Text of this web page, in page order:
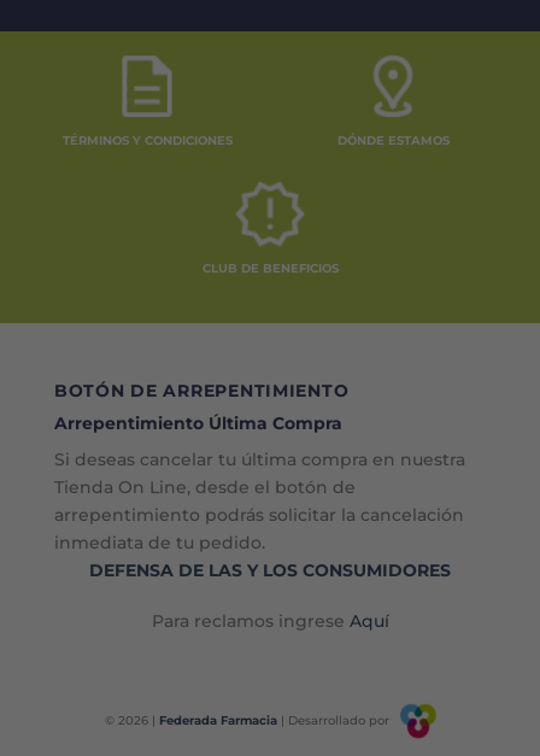
TÉRMINOS Y CONDICIONES DÓNDE ESTAMOS
CLUB DE BENEFICIOS
BOTÓN DE ARREPENTIMIENTO
Arrepentimiento Última Compra
Si deseas cancelar tu última compra en nuestra
Tienda On Line, desde el botón de
arrepentimiento podrás solicitar la cancelación
inmediata de tu pedido.
DEFENSA DE LAS Y LOS CONSUMIDORES
Para reclamos ingrese Aquí
© 2026 | Federada Farmacia| Desarrollado por